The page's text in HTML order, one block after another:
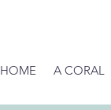
HOME A CORAL